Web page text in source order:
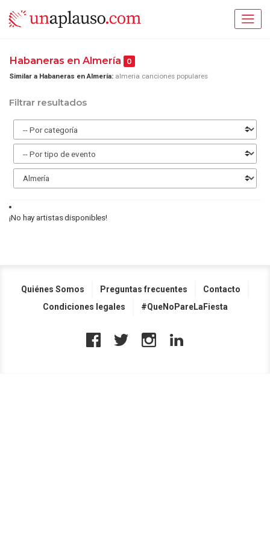
Habaneras en Almería 0
Similar a Habaneras en Almería: almeria canciones populares
Filtrar resultados
¡No hay artistas disponibles!
Quiénes Somos Preguntas frecuentes
Contacto
Condiciones legales
#QueNoPareLaFiesta